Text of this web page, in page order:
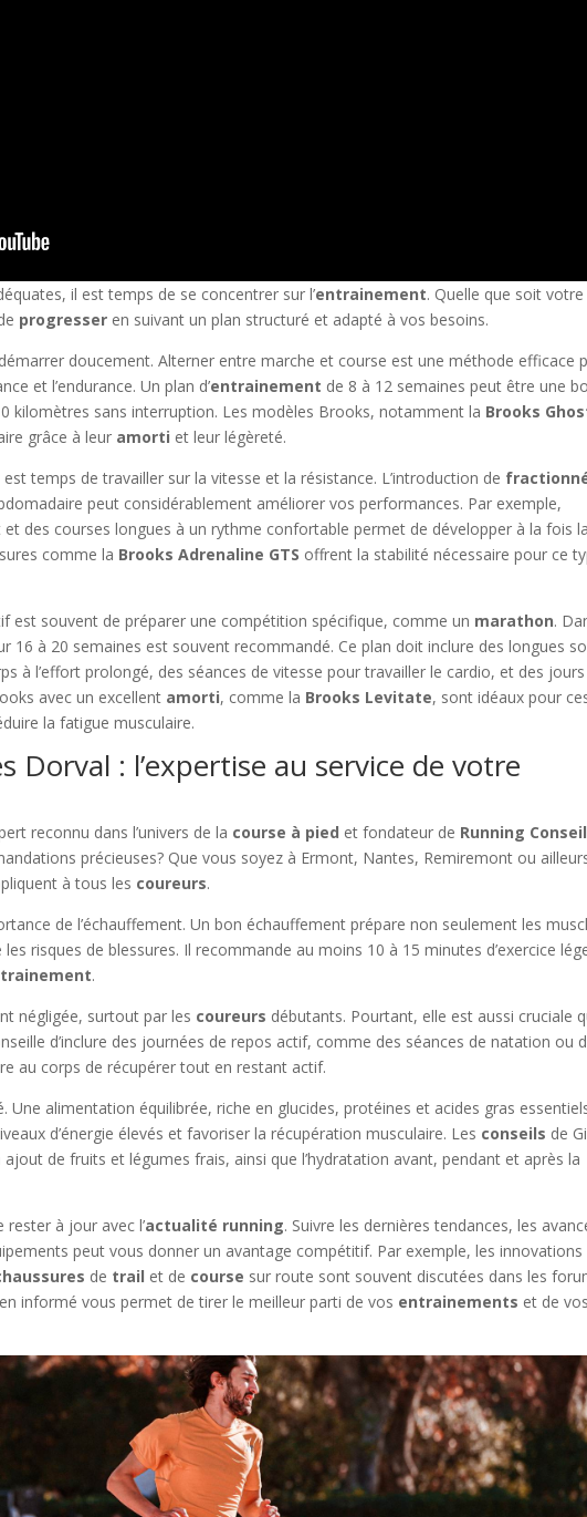
il est temps de se concentrer sur l’entrainement. Quelle que soit votre
progresser en suivant un plan structuré et adapté à vos besoins.
doucement. Alterner entre marche et course est une méthode efficace
et l’endurance. Un plan d’entrainement de 8 à 12 semaines peut être une
kilomètres sans interruption. Les modèles Brooks, notamment la Brooks
grâce à leur amorti et leur légèreté.
temps de travailler sur la vitesse et la résistance. L’introduction de
peut considérablement améliorer vos performances. Par exemple,
des courses longues à un rythme confortable permet de développer à la fois la
comme la Brooks Adrenaline GTS offrent la stabilité nécessaire pour ce
est souvent de préparer une compétition spécifique, comme un marathon.
16 à 20 semaines est souvent recommandé. Ce plan doit inclure des longues
à l’effort prolongé, des séances de vitesse pour travailler le cardio, et des
avec un excellent amorti, comme la Brooks Levitate, sont idéaux pour
la fatigue musculaire.
Dorval : l’expertise au service de votre
reconnu dans l’univers de la course à pied et fondateur de Running Conseil
précieuses? Que vous soyez à Ermont, Nantes, Remiremont ou
à tous les coureurs.
de l’échauffement. Un bon échauffement prépare non seulement les
risques de blessures. Il recommande au moins 10 à 15 minutes d’exercice
.
négligée, surtout par les coureurs débutants. Pourtant, elle est aussi cruciale
d’inclure des journées de repos actif, comme des séances de natation ou
au corps de récupérer tout en restant actif.
Une alimentation équilibrée, riche en glucides, protéines et acides gras
d’énergie élevés et favoriser la récupération musculaire. Les conseils de
ajout de fruits et légumes frais, ainsi que l’hydratation avant, pendant et après la
rester à jour avec l’actualité running. Suivre les dernières tendances, les
peut vous donner un avantage compétitif. Par exemple, les innovations
de trail et de course sur route sont souvent discutées dans les
informé vous permet de tirer le meilleur parti de vos entrainements et de vos